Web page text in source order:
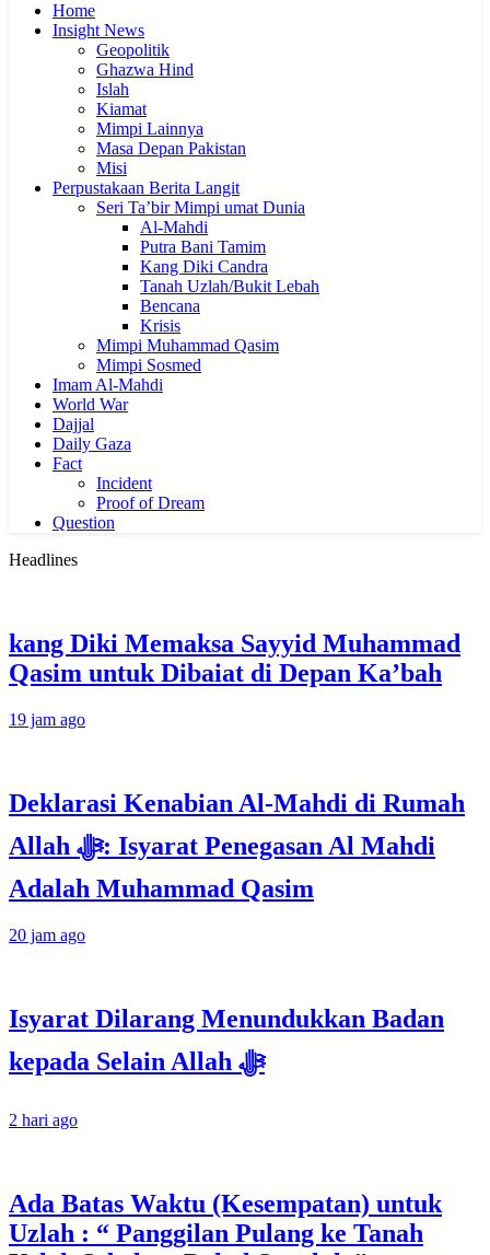
Home
Insight News
Geopolitik
Ghazwa Hind
Islah
Kiamat
Mimpi Lainnya
Masa Depan Pakistan
Misi
Perpustakaan Berita Langit
Seri Ta’bir Mimpi umat Dunia
Al-Mahdi
Putra Bani Tamim
Kang Diki Candra
Tanah Uzlah/Bukit Lebah
Bencana
Krisis
Mimpi Muhammad Qasim
Mimpi Sosmed
Imam Al-Mahdi
World War
Dajjal
Daily Gaza
Fact
Incident
Proof of Dream
Question
Headlines
kang Diki Memaksa Sayyid Muhammad
Qasim untuk Dibaiat di Depan Ka’bah
19 jam ago
Deklarasi Kenabian Al-Mahdi di Rumah
Allah ﷻ: Isyarat Penegasan Al Mahdi
Adalah Muhammad Qasim
20 jam ago
Isyarat Dilarang Menundukkan Badan
kepada Selain Allah ﷻ
2 hari ago
Ada Batas Waktu (Kesempatan) untuk
Uzlah : “ Panggilan Pulang ke Tanah